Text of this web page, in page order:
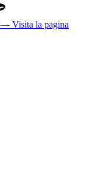
— Visita la pagina